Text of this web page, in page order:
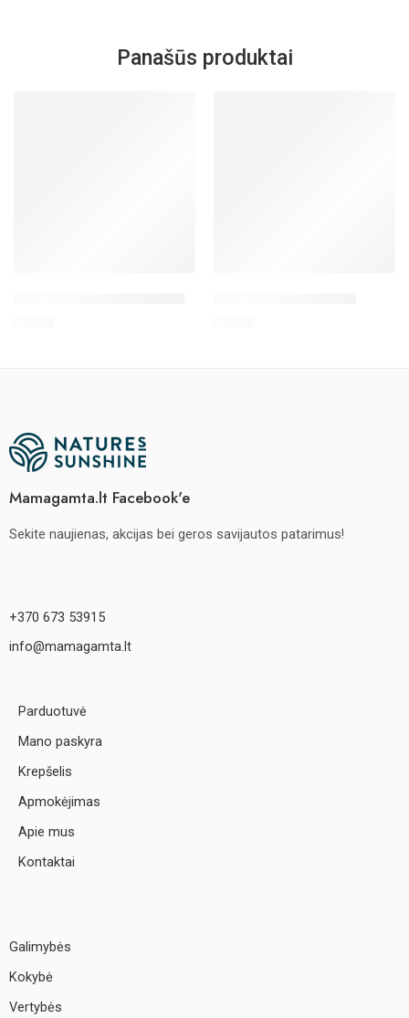
Panašūs produktai
Mamagamta.lt Facebook'e
Sekite naujienas, akcijas bei geros savijautos patarimus!
+370 673 53915
info@mamagamta.lt
Parduotuvė
Mano paskyra
Krepšelis
Apmokėjimas
Apie mus
Kontaktai
Galimybės
Kokybė
Vertybės